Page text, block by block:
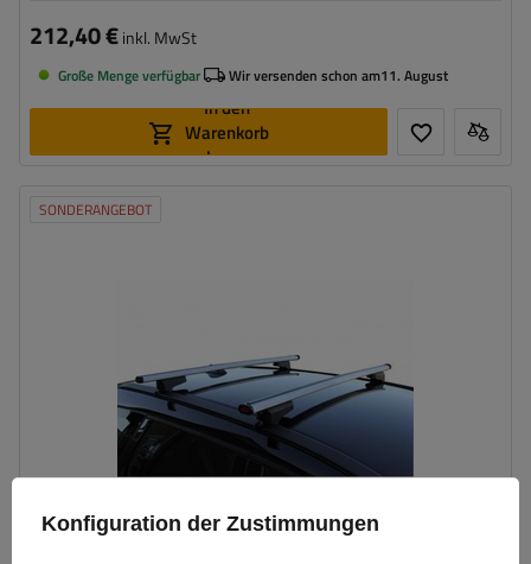
212,40 €inkl. MwSt
Große Menge verfügbar Wir versenden schon am11. August
In den
Warenkorb
legen
SONDERANGEBOT
Konfiguration der Zustimmungen